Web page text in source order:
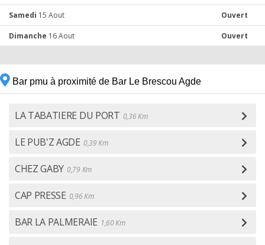
Samedi 15 Aout Ouvert
Dimanche 16 Aout Ouvert
Bar pmu à proximité de Bar Le Brescou Agde
LA TABATIERE DU PORT 0,36 Km
LE PUB'Z AGDE 0,39 Km
CHEZ GABY 0,79 Km
CAP PRESSE 0,96 Km
BAR LA PALMERAIE 1,60 Km